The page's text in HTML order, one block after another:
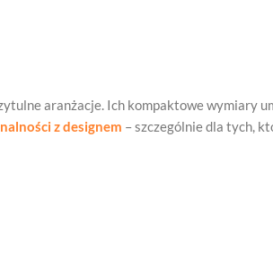
aranżacje. Ich kompaktowe wymiary
z designem – szczególnie dla tych,